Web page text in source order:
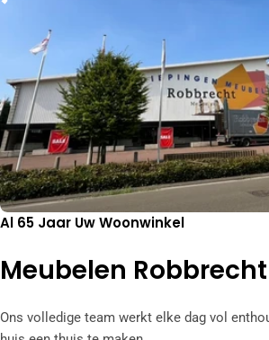
Al 65 Jaar Uw Woonwinkel
Meubelen Robbrecht
Ons volledige team werkt elke dag vol